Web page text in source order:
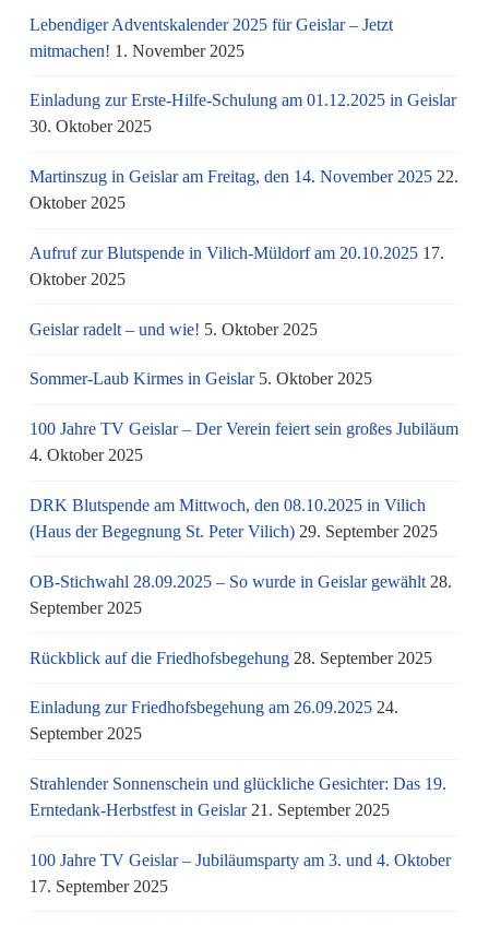
Lebendiger Adventskalender 2025 für Geislar – Jetzt
mitmachen! 1. November 2025
Einladung zur Erste-Hilfe-Schulung am 01.12.2025 in Geislar
30. Oktober 2025
Martinszug in Geislar am Freitag, den 14. November 2025 22.
Oktober 2025
Aufruf zur Blutspende in Vilich-Müldorf am 20.10.2025 17.
Oktober 2025
Geislar radelt – und wie! 5. Oktober 2025
Sommer-Laub Kirmes in Geislar 5. Oktober 2025
100 Jahre TV Geislar – Der Verein feiert sein großes Jubiläum
4. Oktober 2025
DRK Blutspende am Mittwoch, den 08.10.2025 in Vilich
(Haus der Begegnung St. Peter Vilich) 29. September 2025
OB-Stichwahl 28.09.2025 – So wurde in Geislar gewählt 28.
September 2025
Rückblick auf die Friedhofsbegehung 28. September 2025
Einladung zur Friedhofsbegehung am 26.09.2025 24.
September 2025
Strahlender Sonnenschein und glückliche Gesichter: Das 19.
Erntedank-Herbstfest in Geislar 21. September 2025
100 Jahre TV Geislar – Jubiläumsparty am 3. und 4. Oktober
17. September 2025